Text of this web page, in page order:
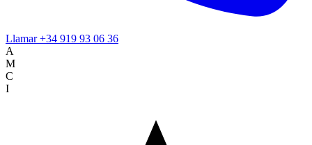
Llamar+34 919 93 06 36
A
M
C
I